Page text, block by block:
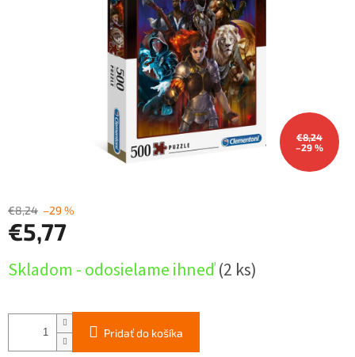
€8,24
–29 %
€8,24 –29 %
€5,77
cena:
Skladom - odosielame ihneď(2 ks)
Pridať do košíka